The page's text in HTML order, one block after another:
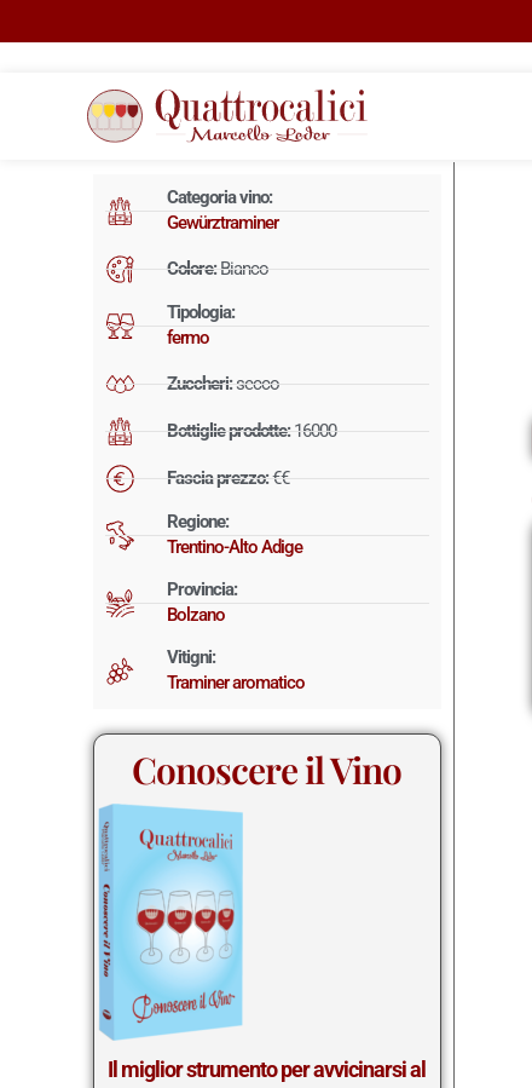
Categoria vino:
Gewürztraminer
Colore:Bianco
Tipologia:
fermo
Zuccheri:secco
Bottiglie prodotte:16000
Fascia prezzo:€€
Regione:
Trentino-Alto Adige
Provincia:
Bolzano
Vitigni:
Traminer aromatico
Conoscere il Vino
Il miglior strumento per avvicinarsi al